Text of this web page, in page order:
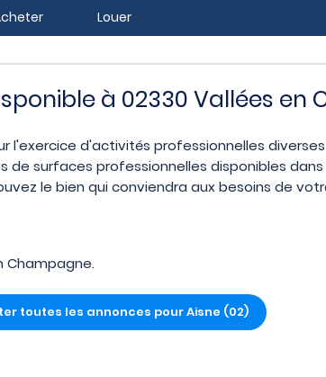
Louer
à 02330 Vallées en
l'exercice d'activités professionnelles
surfaces professionnelles disponibles dans
le bien qui conviendra aux besoins de
Champagne.
toutes les annonces pour Aisne (02)